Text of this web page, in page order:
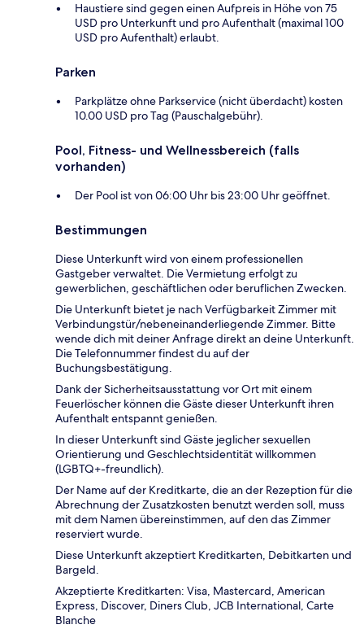
Haustiere sind gegen einen Aufpreis in Höhe von 75
USD pro Unterkunft und pro Aufenthalt (maximal 100
USD pro Aufenthalt) erlaubt.
Parken
Parkplätze ohne Parkservice (nicht überdacht) kosten
10.00 USD pro Tag (Pauschalgebühr).
Pool, Fitness- und Wellnessbereich (falls
vorhanden)
Der Pool ist von 06:00 Uhr bis 23:00 Uhr geöffnet.
Bestimmungen
Diese Unterkunft wird von einem professionellen
Gastgeber verwaltet. Die Vermietung erfolgt zu
gewerblichen, geschäftlichen oder beruflichen Zwecken.
Die Unterkunft bietet je nach Verfügbarkeit Zimmer mit
Verbindungstür/nebeneinanderliegende Zimmer. Bitte
wende dich mit deiner Anfrage direkt an deine Unterkunft.
Die Telefonnummer findest du auf der
Buchungsbestätigung.
Dank der Sicherheitsausstattung vor Ort mit einem
Feuerlöscher können die Gäste dieser Unterkunft ihren
Aufenthalt entspannt genießen.
In dieser Unterkunft sind Gäste jeglicher sexuellen
Orientierung und Geschlechtsidentität willkommen
(LGBTQ+-freundlich).
Der Name auf der Kreditkarte, die an der Rezeption für die
Abrechnung der Zusatzkosten benutzt werden soll, muss
mit dem Namen übereinstimmen, auf den das Zimmer
reserviert wurde.
Diese Unterkunft akzeptiert Kreditkarten, Debitkarten und
Bargeld.
Akzeptierte Kreditkarten: Visa, Mastercard, American
Express, Discover, Diners Club, JCB International, Carte
Blanche